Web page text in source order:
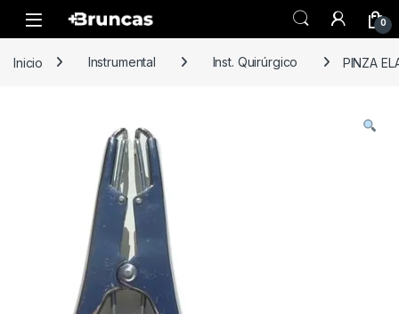
Skip to navigation
Skip to content
0
Inicio Instrumental Inst. Quirúrgico PINZA